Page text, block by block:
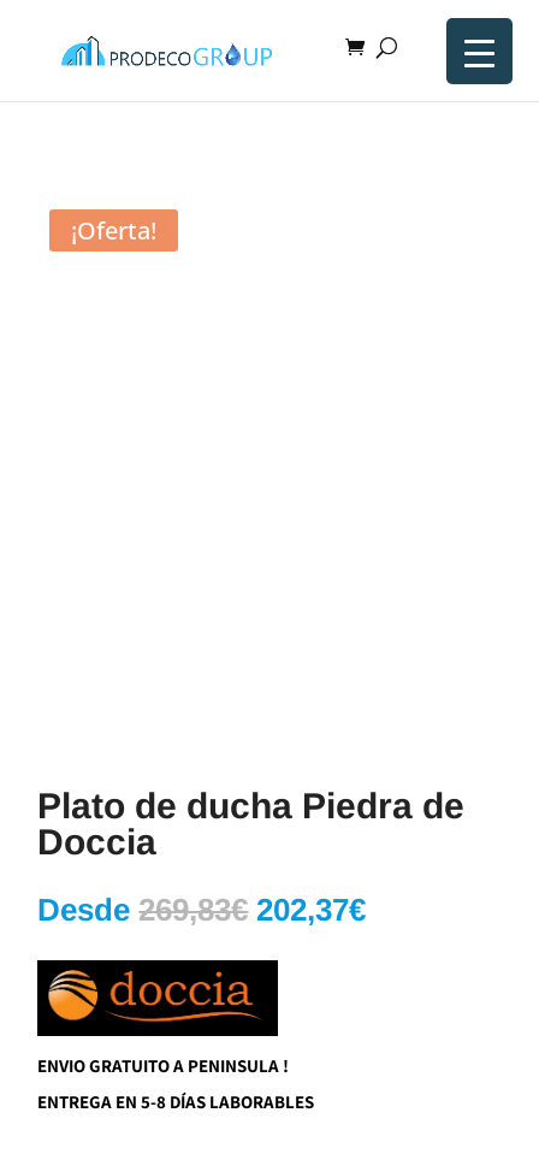
¡Oferta!
Plato de ducha Piedra de
Doccia
Desde 269,83€ El
precio
original
269,83€.
202,37€El
ENVIO GRATUITO A PENINSULA !
ENTREGA EN 5-8 DÍAS LABORABLES